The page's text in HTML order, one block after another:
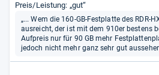
Preis/Leistung: „gut“
„... Wem die 160-GB-Festplatte des RDR-
ausreicht, der ist mit dem 910er bestens
Aufpreis nur für 90 GB mehr
jedoch nicht mehr ganz sehr gut